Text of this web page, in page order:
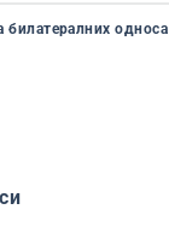
односа